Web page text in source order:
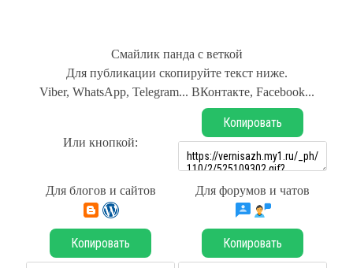
Смайлик панда с веткой
Для публикации скопируйте текст ниже.
Viber, WhatsApp, Telegram... ВКонтакте, Facebook...
Или кнопкой:
Копировать
Для блогов и сайтов Для форумов и чатов
Копировать Копировать